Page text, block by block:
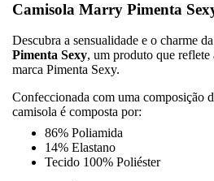
Camisola Marry Pimenta
Descubra a sensualidade e o charme da
Pimenta Sexy, um produto que reflete
marca Pimenta Sexy.
Confeccionada com uma composição
camisola é composta por:
86% Poliamida
14% Elastano
Tecido 100% Poliéster